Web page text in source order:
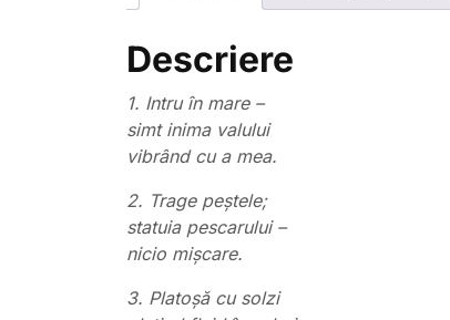
Descriere
1. Intru în mare –
simt inima valului
vibrând cu a mea.
2. Trage peştele;
statuia pescarului –
nicio mişcare.
3. Platoşă cu solzi